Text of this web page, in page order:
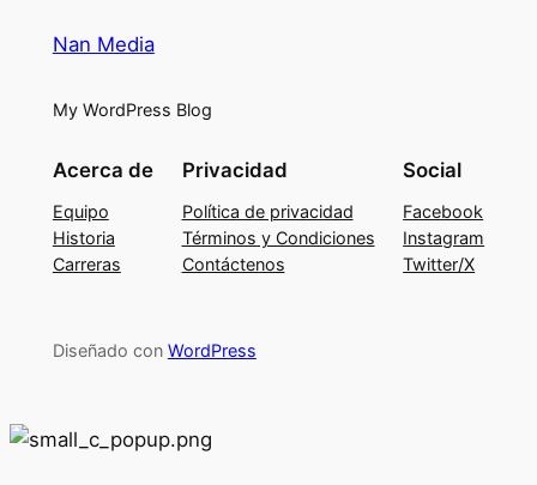
Nan Media
My WordPress Blog
Acerca de
Equipo
Historia
Carreras
Privacidad
Política de privacidad
Términos y Condiciones
Contáctenos
Social
Facebook
Instagram
Twitter/X
Diseñado con WordPress